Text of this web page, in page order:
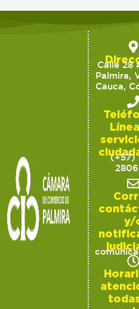
Calle 28
Palmira,
Cauca,
(+57)
y/